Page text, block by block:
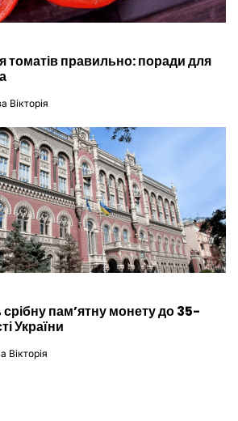
томатів правильно: поради для
Вікторія
пам’ятну монету до 35-
України
Вікторія